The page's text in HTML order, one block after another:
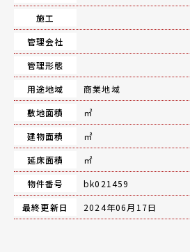
施工
管理会社
管理形態
用途地域
商業地域
敷地面積
㎡
建物面積
㎡
延床面積
㎡
物件番号
bk021459
最終更新日
2024年06月17日